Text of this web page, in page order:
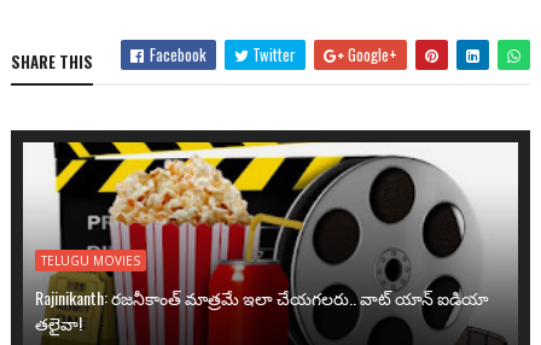
SHARE THIS Facebook Twitter Google+
TELUGU MOVIES
Rajinikanth: రజనీకాంత్ మాత్రమే ఇలా చేయగలరు.. వాట్ యాన్ ఐడియా
తలైవా!